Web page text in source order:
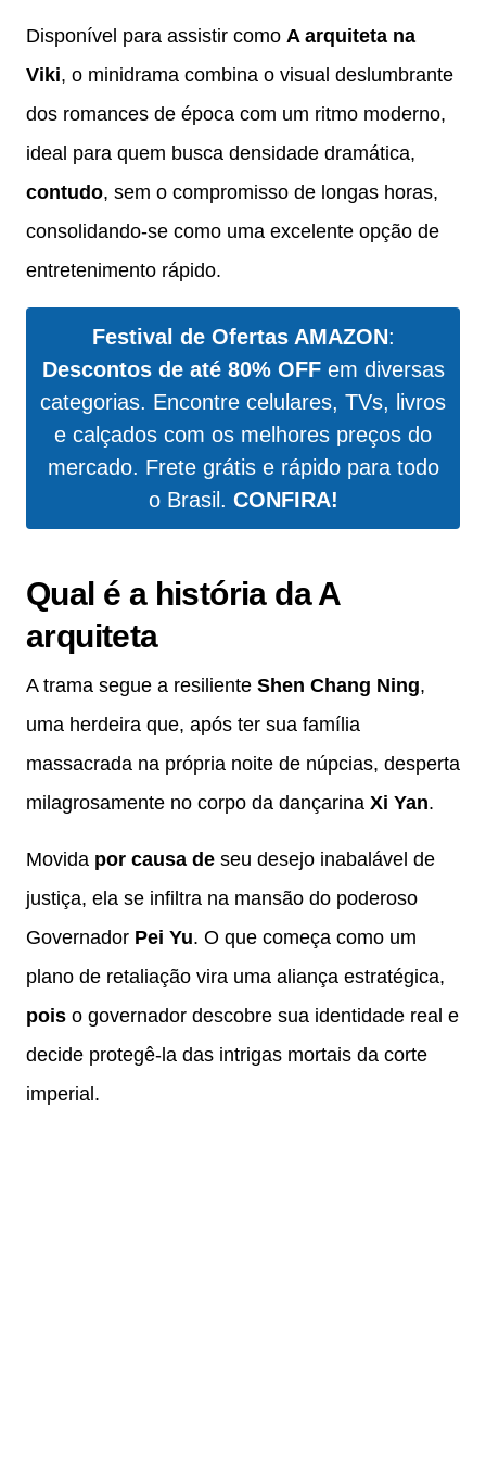
Disponível para assistir como A arquiteta na
Viki, o minidrama combina o visual deslumbrante
dos romances de época com um ritmo moderno,
ideal para quem busca densidade dramática,
contudo, sem o compromisso de longas horas,
consolidando-se como uma excelente opção de
entretenimento rápido.
Festival de Ofertas AMAZON:
Descontos de até 80% OFFem diversas
categorias. Encontre celulares, TVs, livros
e calçados com os melhores preços do
mercado. Frete grátis e rápido para todo
o Brasil. CONFIRA!
Qual é a história da A
arquiteta
A trama segue a resiliente Shen Chang Ning,
uma herdeira que, após ter sua família
massacrada na própria noite de núpcias, desperta
milagrosamente no corpo da dançarina Xi Yan.
Movida por causa de seu desejo inabalável de
justiça, ela se infiltra na mansão do poderoso
Governador Pei Yu. O que começa como um
plano de retaliação vira uma aliança estratégica,
pois o governador descobre sua identidade real e
decide protegê-la das intrigas mortais da corte
imperial.